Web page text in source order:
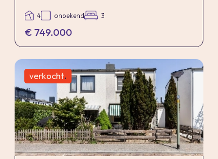
wordt het meerdere bij de koper in rekening
gebracht.
Indien de koper een notaris kiest buiten een
onroerende zaak dan zijn de eventuele kosten
die de notaris berekent voor een eventuele
verkoopvolmacht en legalisatie hiervan ten
behoeve van de verkoper voor rekening van de
koper.
4 onbekend 3
€ 749.000
verkocht.